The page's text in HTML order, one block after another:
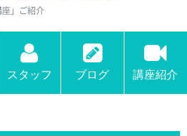
」ご紹介
スタッフ ブログ 講座紹介